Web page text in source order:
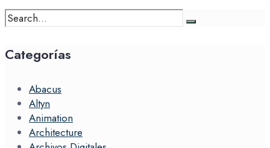
Search
for:
Categorías
Abacus
Altyn
Animation
Architecture